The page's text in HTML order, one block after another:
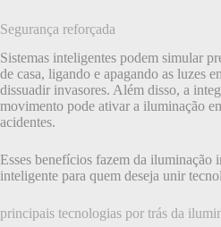
Segurança reforçada
Sistemas inteligentes podem simular
de casa, ligando e apagando as luzes
dissuadir invasores. Além disso, a
movimento pode ativar a iluminação
acidentes.
Esses benefícios fazem da iluminação
inteligente para quem deseja unir
principais tecnologias por trás da